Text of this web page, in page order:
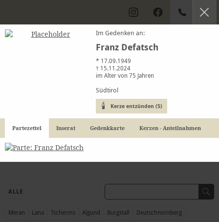
Kondolenzbuch
Trauerfälle in Meran & Umgebung
Im Gedenken an:
Franz Defatsch
* 17.09.1949
† 15.11.2024
im Alter von 75 Jahren
Südtirol
Kerze entzünden (5)
Partezettel Inserat Gedenkkarte Kerzen - Anteilnahmen
ALLE
Meran Lana Tscherms Algund Burgstall
Deutschnonsberg